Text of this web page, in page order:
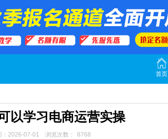
首页
以学习电商运营实操
：2026-07-01 浏览次数： 8768